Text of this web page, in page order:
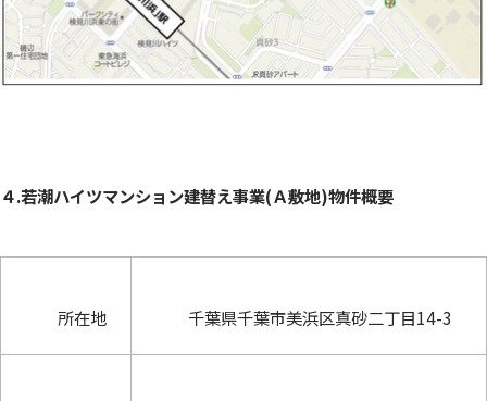
４.若潮ハイツマンション建替え事業(Ａ敷地)物件概要
所在地 千葉県千葉市美浜区真砂二丁目14-3